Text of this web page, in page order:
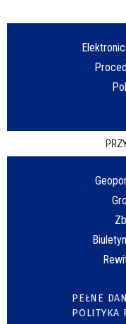
PEŁNE
POLITYKA